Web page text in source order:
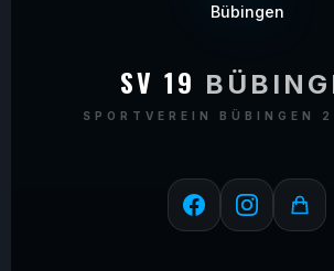
SV 19
SPORTVEREIN BÜBINGEN